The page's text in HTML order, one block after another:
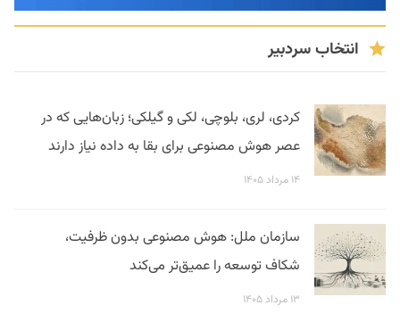
انتخاب سردبیر
کردی، لری، بلوچی، لکی و گیلکی؛ زبان‌هایی که در
عصر هوش مصنوعی برای بقا به داده نیاز دارند
۱۴ مرداد ۱۴۰۵
سازمان ملل: هوش مصنوعی بدون ظرفیت،
شکاف توسعه را عمیق‌تر می‌کند
۱۳ مرداد ۱۴۰۵